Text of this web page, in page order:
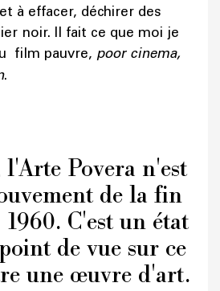
à effacer, déchirer des
noir. Il fait ce que moi je
film pauvre, poor cinema,
.
Povera n'est
de la fin
1960. C'est un état
de vue sur ce
une œuvre d'art.